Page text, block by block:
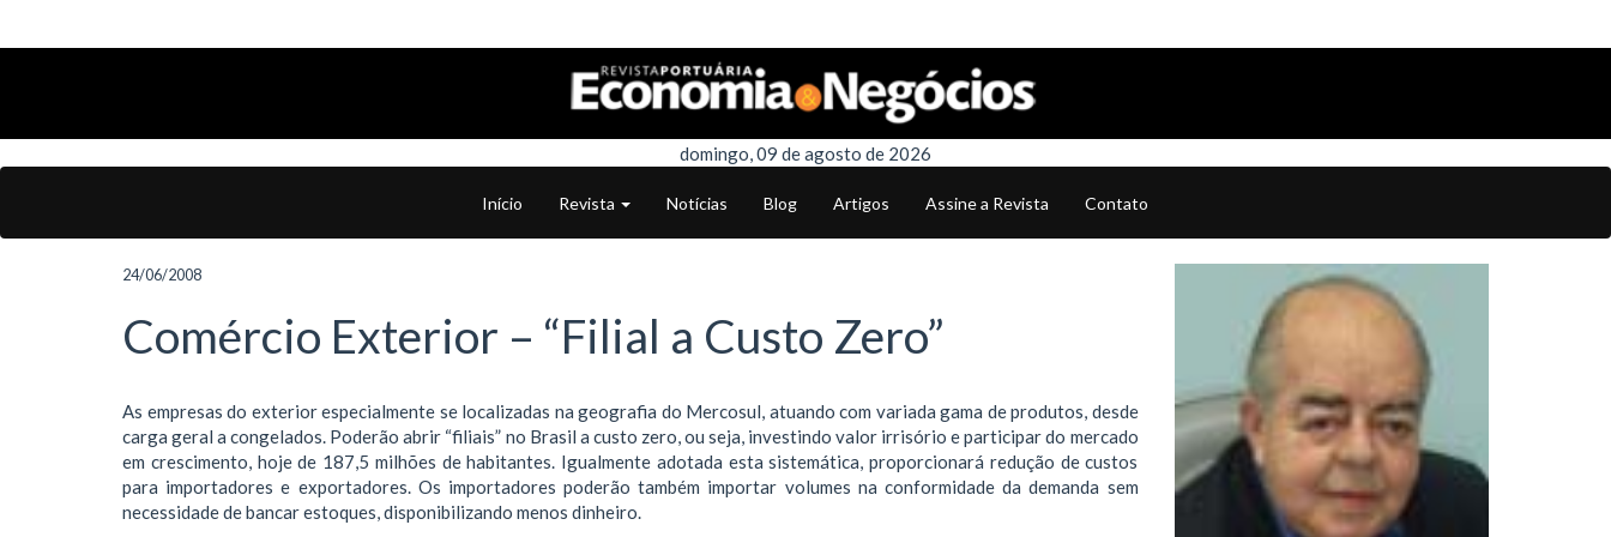
domingo, 09 de agosto de 2026
Início Revista Notícias Blog Artigos Assine a Revista Contato
24/06/2008
Comércio Exterior – “Filial a Custo Zero”
As empresas do exterior especialmente se localizadas na geografia do Mercosul, atuando com variada gama de produtos, desde
carga geral a congelados. Poderão abrir “filiais” no Brasil a custo zero, ou seja, investindo valor irrisório e participar do mercado
em crescimento, hoje de 187,5 milhões de habitantes. Igualmente adotada esta sistemática, proporcionará redução de custos
para importadores e exportadores. Os importadores poderão também importar volumes na conformidade da demanda sem
necessidade de bancar estoques, disponibilizando menos dinheiro.